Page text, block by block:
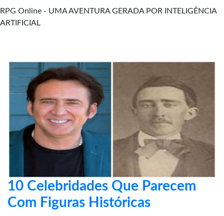
RPG Online - UMA AVENTURA GERADA POR INTELIGÊNCIA
ARTIFICIAL
10 Celebridades Que Parecem
Com Figuras Históricas